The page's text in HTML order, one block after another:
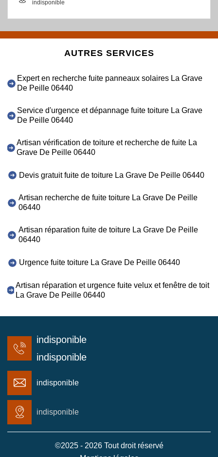
indisponible
AUTRES SERVICES
Expert en recherche fuite panneaux solaires La Grave
De Peille 06440
Service d'urgence et dépannage fuite toiture La Grave
De Peille 06440
Artisan vérification de toiture et recherche de fuite La
Grave De Peille 06440
Devis gratuit fuite de toiture La Grave De Peille 06440
Artisan recherche de fuite toiture La Grave De Peille
06440
Artisan réparation fuite de toiture La Grave De Peille
06440
Urgence fuite toiture La Grave De Peille 06440
Artisan réparation et urgence fuite velux et fenêtre de toit
La Grave De Peille 06440
indisponible
indisponible
indisponible
indisponible
©2025 - 2026 Tout droit réservé